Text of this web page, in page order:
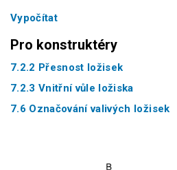
Vypočítat
Pro konstruktéry
7.2.2 Přesnost ložisek
7.2.3 Vnitřní vůle ložiska
7.6 Označování valivých ložisek